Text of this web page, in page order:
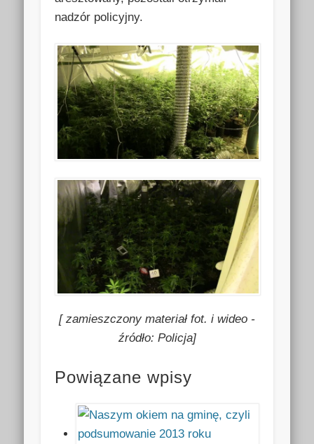
nadzór policyjny.
[ zamieszczony materiał fot. i wideo -
źródło: Policja]
Powiązane wpisy